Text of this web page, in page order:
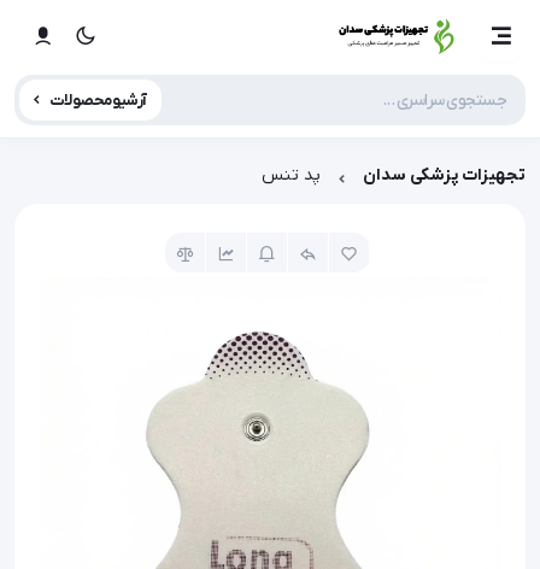
آرشیو محصولات
تجهیزات پزشکی سدان پد تنس